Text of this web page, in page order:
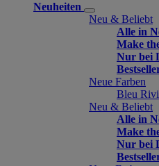
Neuheiten
Neu & Beliebt
Alle in
Make
Nur bei
Neue Farben
Bleu
Neu & Beliebt
Alle in
Make
Nur bei